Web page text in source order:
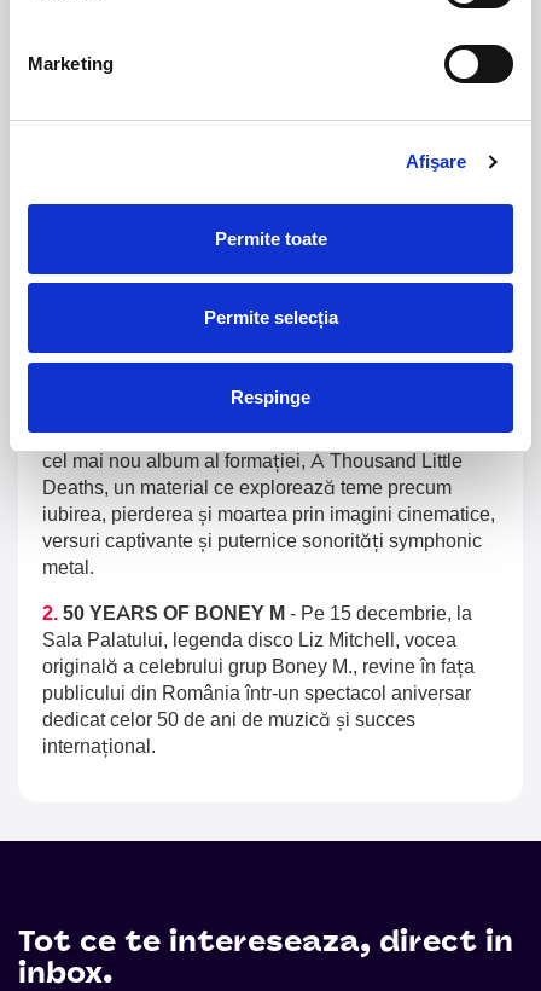
Marketing
Afişare
Permite toate
Permite selecția
Respinge
NOSTALGIA Litoral
Morgan Jay - La Dolce
Sala Palatului, Bucuresti
CLASSIC
Blackbriar ajunge la București pe 27 septembrie,
pentru un concert la Quantic. Turneul promovează
cel mai nou album al formației, A Thousand Little
Deaths, un material ce explorează teme precum
iubirea, pierderea și moartea prin imagini cinematice,
versuri captivante și puternice sonorități symphonic
metal.
2. 50 YEARS OF BONEY M - Pe 15 decembrie, la
Sala Palatului, legenda disco Liz Mitchell, vocea
originală a celebrului grup Boney M., revine în fața
publicului din România într-un spectacol aniversar
dedicat celor 50 de ani de muzică și succes
internațional.
Tot ce te intereseaza, direct in
inbox.